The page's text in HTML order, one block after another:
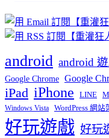
android android
Google Chrome Google
iPad iPhone LINE
Windows Vista WordPress 網站
好玩遊戲 好玩